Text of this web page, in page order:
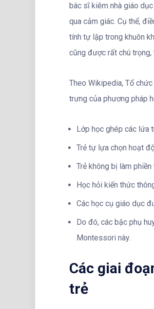
bác sĩ kiêm nhà giáo
qua cảm giác. Cụ thể,
tính tự lập trong khuôn
cũng được rất chú
Theo Wikipedia, Tổ
trưng của phương pháp
Lớp học ghép các lứa
Trẻ tự lựa chọn hoạt
Trẻ không bị làm
Học hỏi kiến thức
Các học cụ giáo dục
Do đó, các bậc phụ
Montessori này.
Các giai
trẻ